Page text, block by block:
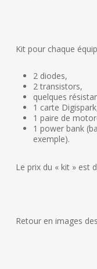
Kit pour chaque
2 diodes,
2 transistors,
quelques
1 carte
1 paire de
1 power bank
exemple).
Le prix du « kit » est
Retour en images